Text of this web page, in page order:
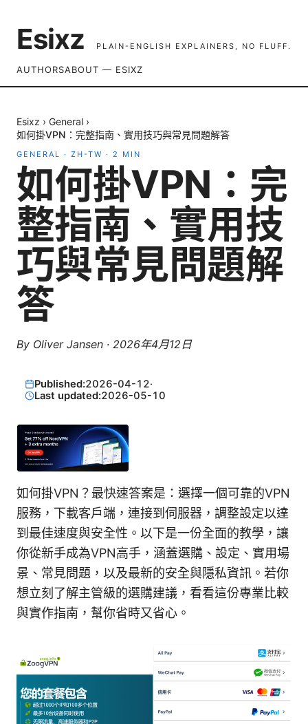
Esixz PLAIN-ENGLISH EXPLAINERS, NO FLUFF.
AUTHORSABOUT — ESIXZ
Esixz › General ›
如何掛VPN：完整指南、實用技巧與常見問題解答
GENERAL · ZH-TW · 2 MIN
如何掛VPN：完
整指南、實用技
巧與常見問題解
答
By Oliver Jansen · 2026年4月12日
Published:2026-04-12·
Last updated:2026-05-10
如何掛VPN？最快速答案是：選擇一個可靠的VPN
服務，下載客戶端，連接到伺服器，調整設定以達
到最佳速度與安全性。以下是一份全面的教學，讓
你從新手成為VPN高手，涵蓋選購、設定、實用場
景、常見問題，以及最新的安全與隱私資訊。若你
想立刻了解主管級的選購建議，看看這份專業比較
與實作指南，幫你省時又省心。